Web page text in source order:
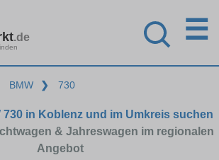
.de ☰
BMW ❯ 730
in Koblenz und im Umkreis suchen
& Jahreswagen im regionalen
Angebot